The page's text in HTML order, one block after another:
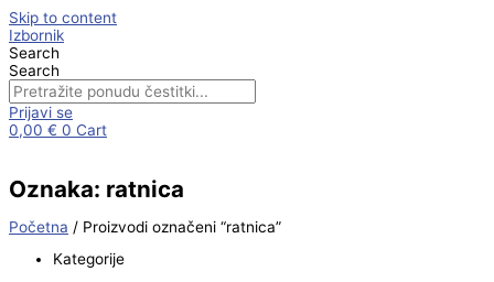
Skip to content
Izbornik
Search
Search
Prijavi se
0,00 € 0 Cart
Oznaka: ratnica
Početna / Proizvodi označeni “ratnica”
Kategorije